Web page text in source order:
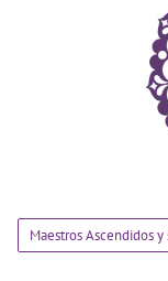
Maestros Ascendidos